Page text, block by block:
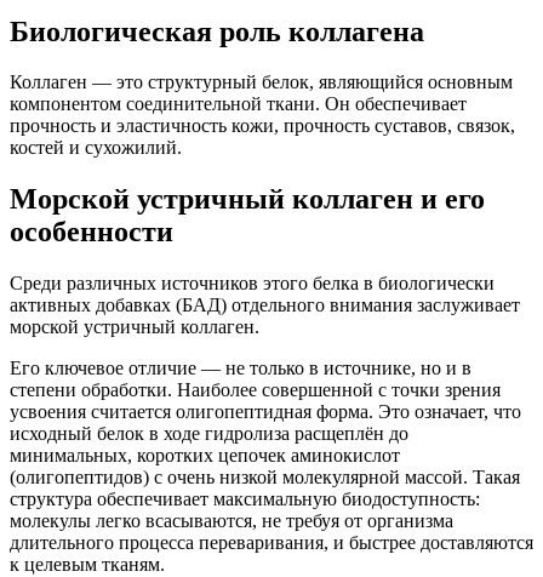
Биологическая роль коллагена
Коллаген — это структурный белок, являющийся основным
компонентом соединительной ткани. Он обеспечивает
прочность и эластичность кожи, прочность суставов, связок,
костей и сухожилий.
Морской устричный коллаген и его
особенности
Среди различных источников этого белка в биологически
активных добавках (БАД) отдельного внимания заслуживает
морской устричный коллаген.
Его ключевое отличие — не только в источнике, но и в
степени обработки. Наиболее совершенной с точки зрения
усвоения считается олигопептидная форма. Это означает, что
исходный белок в ходе гидролиза расщеплён до
минимальных, коротких цепочек аминокислот
(олигопептидов) с очень низкой молекулярной массой. Такая
структура обеспечивает максимальную биодоступность:
молекулы легко всасываются, не требуя от организма
длительного процесса переваривания, и быстрее доставляются
к целевым тканям.